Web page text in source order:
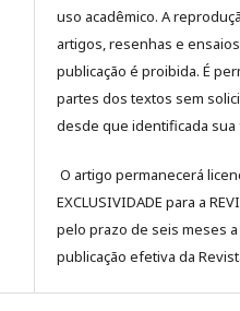
uso acadêmico. A
artigos, resenhas e
publicação é proibida. É
partes dos textos sem
desde que identificada sua
O artigo permanecerá
EXCLUSIVIDADE para a
pelo prazo de seis meses
publicação efetiva da